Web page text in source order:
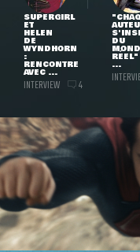
SUPERGIRL
ET
HELEN
DE
WYNDHORN
:
RENCONTRE
AVEC ...
INTERVIEW 4
DU
...